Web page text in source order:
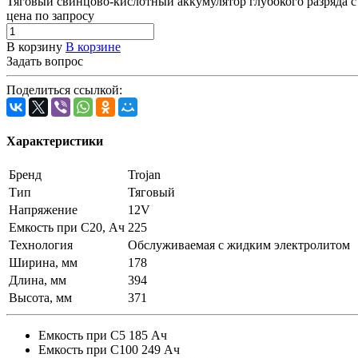
цена по запросу
В корзину В корзине
Задать вопрос
Поделиться ссылкой:
Характеристики
Бренд
Trojan
Тип
Тяговый
Напряжение
12V
Емкость при C20, Ач 225
Технология
Обслуживаемая с жидким электролитом
Ширина, мм
178
Длина, мм
394
Высота, мм
371
Емкость при С5 185 Ач
Емкость при С100 249 Ач